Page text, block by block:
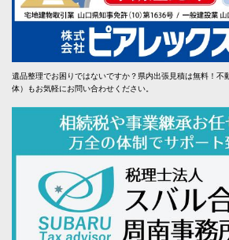
遺品整理でお困りではないですか？県内出張見積は無料！不
体）もお気軽にお問い合わせください。